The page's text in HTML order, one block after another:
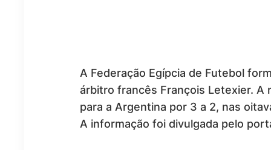
A Federação Egípcia de Futebol
árbitro francês François Letexier. A
para a Argentina por 3 a 2, nas
A informação foi divulgada pelo